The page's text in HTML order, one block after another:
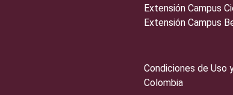
Extensión Campus
Extensión Campus
Condiciones de Uso
Colombia